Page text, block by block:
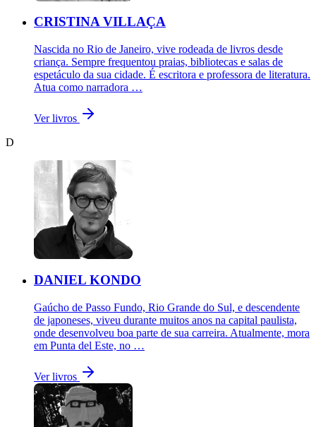
CRISTINA VILLAÇA
Nascida no Rio de Janeiro, vive rodeada de livros desde
criança. Sempre frequentou praias, bibliotecas e salas de
espetáculo da sua cidade. É escritora e professora de literatura.
Atua como narradora …
Ver livros
D
DANIEL KONDO
Gaúcho de Passo Fundo, Rio Grande do Sul, e descendente
de japoneses, viveu durante muitos anos na capital paulista,
onde desenvolveu boa parte de sua carreira. Atualmente, mora
em Punta del Este, no …
Ver livros